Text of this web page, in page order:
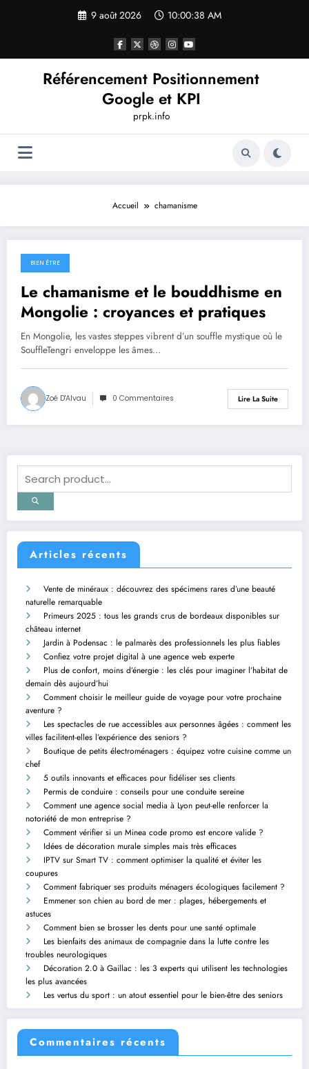
9 août 2026 10:00:38 AM
Référencement Positionnement
Google et KPI
prpk.info
Accueil chamanisme
10 octobre 2025
BIEN ÊTRE
Le chamanisme et le bouddhisme en
Mongolie : croyances et pratiques
En Mongolie, les vastes steppes vibrent d’un souffle mystique où le
SouffleTengri enveloppe les âmes…
Zoé D'Alvau 0 Commentaires Lire La Suite
Articles récents
Vente de minéraux : découvrez des spécimens rares d’une beauté
naturelle remarquable
Primeurs 2025 : tous les grands crus de bordeaux disponibles sur
château internet
Jardin à Podensac : le palmarès des professionnels les plus fiables
Confiez votre projet digital à une agence web experte
Plus de confort, moins d’énergie : les clés pour imaginer l’habitat de
demain dès aujourd’hui
Comment choisir le meilleur guide de voyage pour votre prochaine
aventure ?
Les spectacles de rue accessibles aux personnes âgées : comment les
villes facilitent-elles l’expérience des seniors ?
Boutique de petits électroménagers : équipez votre cuisine comme un
chef
5 outils innovants et efficaces pour fidéliser ses clients
Permis de conduire : conseils pour une conduite sereine
Comment une agence social media à Lyon peut-elle renforcer la
notoriété de mon entreprise ?
Comment vérifier si un Minea code promo est encore valide ?
Idées de décoration murale simples mais très efficaces
IPTV sur Smart TV : comment optimiser la qualité et éviter les
coupures
Comment fabriquer ses produits ménagers écologiques facilement ?
Emmener son chien au bord de mer : plages, hébergements et
astuces
Comment bien se brosser les dents pour une santé optimale
Les bienfaits des animaux de compagnie dans la lutte contre les
troubles neurologiques
Décoration 2.0 à Gaillac : les 3 experts qui utilisent les technologies
les plus avancées
Les vertus du sport : un atout essentiel pour le bien-être des seniors
Commentaires récents